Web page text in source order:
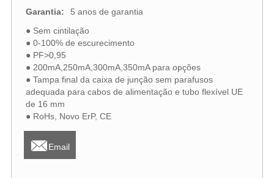
Garantia:
5 anos de garantia
● Sem cintilação
● 0-100% de escurecimento
● PF>0,95
● 200mA,250mA,300mA,350mA para opções
● Tampa final da caixa de junção sem parafusos
adequada para cabos de alimentação e tubo flexível UE
de 16 mm
● RoHs, Novo ErP, CE
Email